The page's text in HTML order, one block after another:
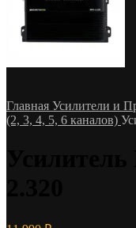
Главная Усилители и
(2, 3, 4, 5, 6 каналов)